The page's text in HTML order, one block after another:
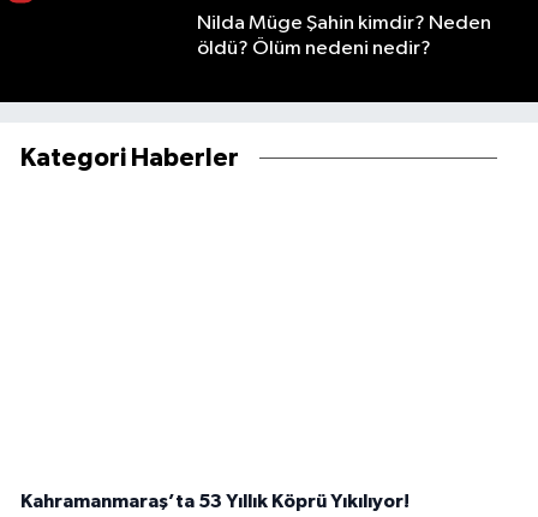
Nilda Müge Şahin kimdir? Neden
öldü? Ölüm nedeni nedir?
Kategori Haberler
Kahramanmaraş’ta 53 Yıllık Köprü Yıkılıyor!